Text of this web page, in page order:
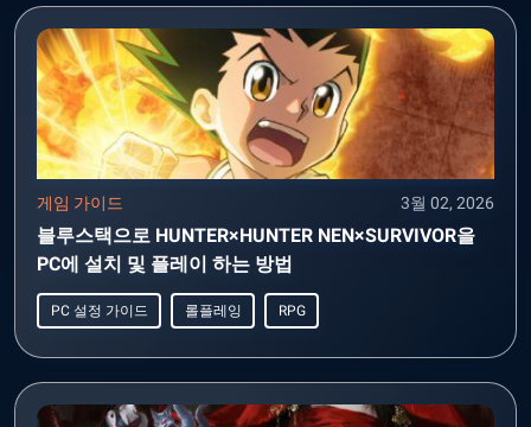
게임 가이드 3월 02, 2026
블루스택으로 HUNTER×HUNTER NEN×SURVIVOR을
PC에 설치 및 플레이 하는 방법
PC 설정 가이드 롤플레잉 RPG